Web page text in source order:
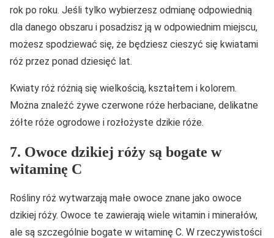
rok po roku. Jeśli tylko wybierzesz odmianę odpowiednią
dla danego obszaru i posadzisz ją w odpowiednim miejscu,
możesz spodziewać się, że będziesz cieszyć się kwiatami
róż przez ponad dziesięć lat.
Kwiaty róż różnią się wielkością, kształtem i kolorem.
Można znaleźć żywe czerwone róże herbaciane, delikatne
żółte róże ogrodowe i rozłożyste dzikie róże.
7. Owoce dzikiej róży są bogate w
witaminę C
Rośliny róż wytwarzają małe owoce znane jako owoce
dzikiej róży. Owoce te zawierają wiele witamin i minerałów,
ale są szczególnie bogate w witaminę C. W rzeczywistości